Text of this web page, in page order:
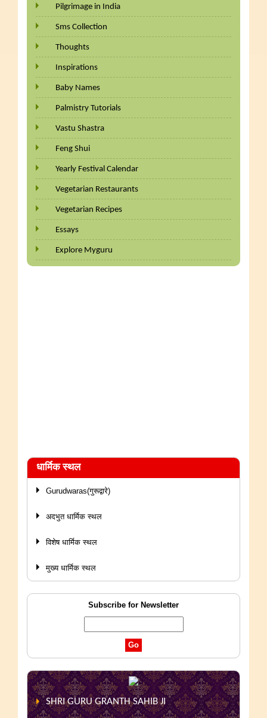
Pilgrimage in India
Sms Collection
Thoughts
Inspirations
Baby Names
Palmistry Tutorials
Vastu Shastra
Feng Shui
Yearly Festival Calendar
Vegetarian Restaurants
Vegetarian Recipes
Essays
Explore Myguru
धार्मिक स्थल
Gurudwaras(गुरूद्वारे)
अदभुत धार्मिक स्थल
विशेष धार्मिक स्थल
मुख्य धार्मिक स्थल
Subscribe for Newsletter
SHRI GURU GRANTH SAHIB JI